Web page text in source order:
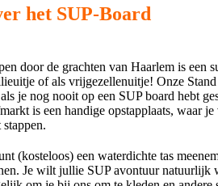
het SUP-Board
door de grachten van Haarlem is een
of als vrijgezellenuitje! Onze
je nog nooit op een SUP board hebt
is een handige opstapplaats, waar
(kosteloos) een waterdichte tas
Je wilt jullie SUP avontuur natuurlijk